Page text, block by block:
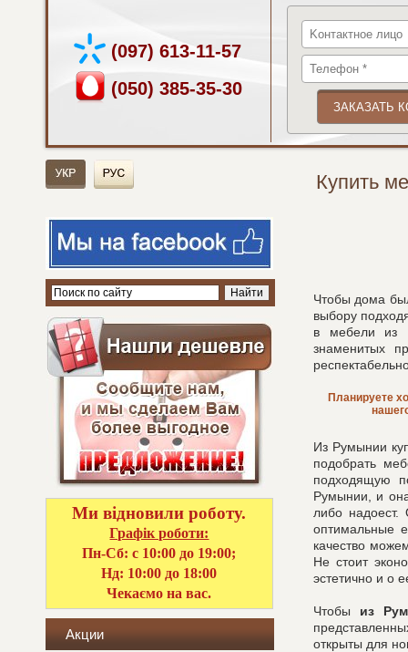
(097) 613-11-57
(050) 385-35-30
Ми відновили роботу.
Графік роботи:
Пн-Сб: с 10:00 до 19:00;
Нд: 10:00 до 18:00
Чекаємо на вас.
Акции
Купить
Чтобы дома
выбору
в мебели из
знаменитых
Планируете
Из Румынии
подобрать
подходящую
Румынии, и
либо
оптимальные
качество
Не стоит
эстетично и о
Чтобы из
открыты для